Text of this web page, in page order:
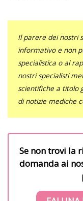
Il parere dei nostri
informativo e non
specialistica o al
nostri specialisti
scientifiche a titolo
di notizie mediche
Se non trovi la
domanda ai